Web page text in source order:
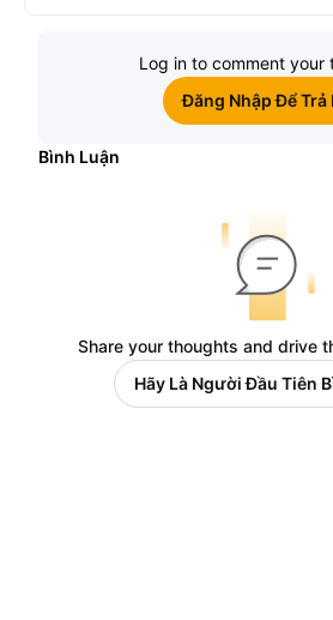
Log in to comment your
Đăng Nhập Để Trả
Bình Luận
Share your thoughts and drive
Hãy Là Người Đầu Tiên